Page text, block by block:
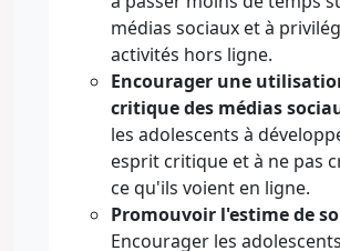
médias sociaux et à
activités hors ligne.
Encourager une
critique des médias
les adolescents à
esprit critique et à ne pas
ce qu'ils voient en ligne.
Promouvoir l'estime de
Encourager les